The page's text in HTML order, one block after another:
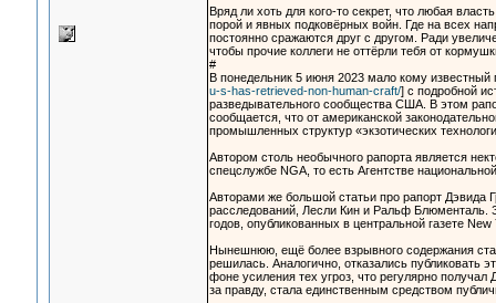
Вряд ли хоть для кого-то секрет, что любая
порой и явных подковёрных войн. Где на всех
постоянно сражаются друг с другом. Ради
чтобы прочие коллеги не оттёрли тебя от
#
В понедельник 5 июня 2023 мало кому
u-s-has-retrieved-non-human-craft/] с подробной
разведывательного сообщества США. В этом
сообщается, что от американской
промышленных структур «экзотических
Автором столь необычного рапорта является
спецслужбе NGA, то есть Агентстве
Авторами же большой статьи про рапорт Дэвида
расследований, Лесли Кин и Ральф Блюменталь.
годов, опубликованных в центральной газете
Нынешнюю, ещё более взрывного содержания
решилась. Аналогично, отказались публиковать
фоне усиления тех угроз, что регулярно
за правду, стала единственным средством